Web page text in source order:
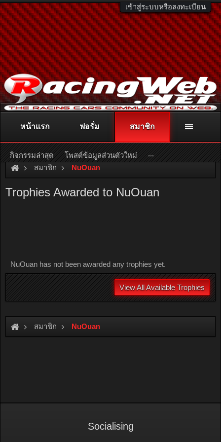
เข้าสู่ระบบหรือลงทะเบียน
ติดต่อลงโฆษณา racingweb@gmail.comหรือโทร. 081-811-1138
หรืออ่านรายละเอียดเพิ่มเติม คลิกที่นี่
สมาชิก NuOuan
Trophies Awarded to NuOuan
NuOuan has not been awarded any trophies yet.
View All Available Trophies
สมาชิก NuOuan
หน้าแรก ฟอรั่ม สมาชิก
กิจกรรมล่าสุด โพสต์ข้อมูลส่วนตัวใหม่ ...
Socialising